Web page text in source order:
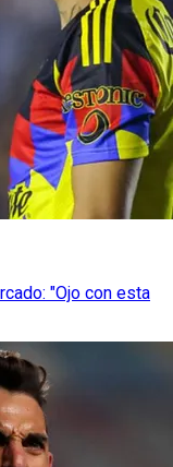
"Ojo con esta